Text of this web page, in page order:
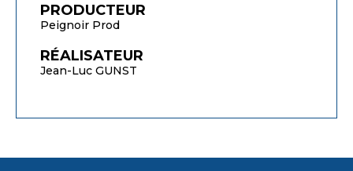
PRODUCTEUR
Peignoir Prod
RÉALISATEUR
Jean-Luc GUNST